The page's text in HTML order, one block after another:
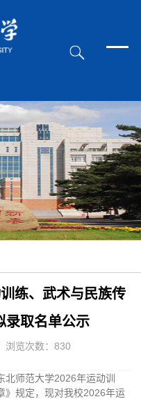
练、武术与民族传
录取名单公示
览次数： 830
北师范大学2026年运动训
》规定，现对我校2026年运